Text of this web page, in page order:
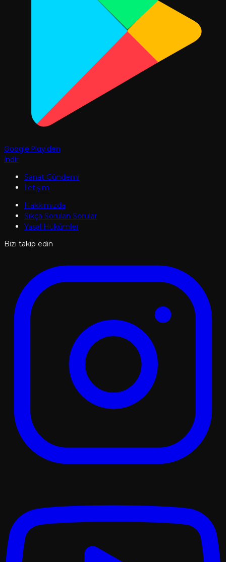
Google Play'den
İndir
Sanat Gündemi
İletişim
Hakkımızda
Sıkça Sorulan Sorular
Yasal Hükümler
Bizi takip edin